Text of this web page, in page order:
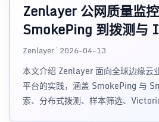
Zenlayer 公网质量监
SmokePing 到拨测与
型
Zenlayer · 2026-04-13
本文介绍 Zenlayer 面向全球边缘云
平台的实践，涵盖 SmokePing 与
索、分布式拨测、样本筛选、